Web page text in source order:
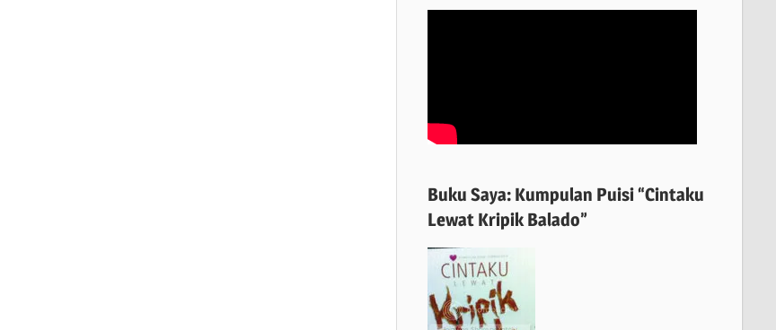
Buku Saya: Kumpulan Puisi “Cintaku
Lewat Kripik Balado”